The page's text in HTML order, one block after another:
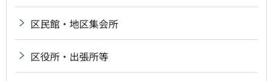
区民館・地区集会所
区役所・出張所等